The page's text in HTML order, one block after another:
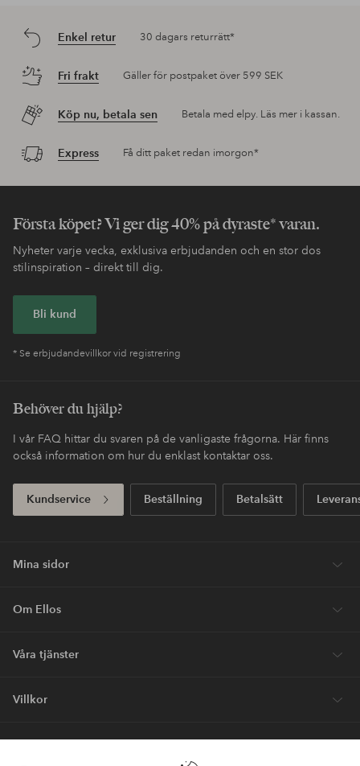
Enkel retur 30 dagars returrätt*
Fri frakt Gäller för postpaket över 599 SEK
Köp nu, betala sen Betala med elpy. Läs mer i kassan.
Express Få ditt paket redan imorgon*
Första köpet? Vi ger dig 40% på dyraste* varan.
Nyheter varje vecka, exklusiva erbjudanden och en stor dos
stilinspiration – direkt till dig.
Bli kund
* Se erbjudandevillkor vid registrering
Behöver du hjälp?
I vår FAQ hittar du svaren på de vanligaste frågorna. Här finns
också information om hur du enklast kontaktar oss.
Kundservice Beställning Betalsätt
Mina sidor
Om Ellos
Våra tjänster
Villkor
Vänner